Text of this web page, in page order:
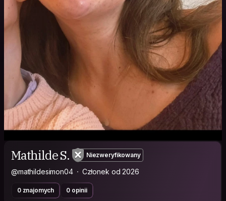
Mathilde S. Niezweryfikowany
@mathildesimon04 Członek od 2026
0 znajomych 0 opinii